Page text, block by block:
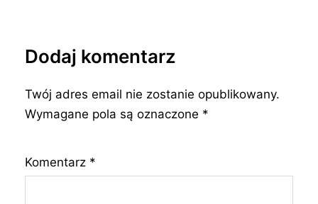
Dodaj komentarz
Twój adres email nie zostanie opublikowany.
Wymagane pola są oznaczone *
Komentarz *